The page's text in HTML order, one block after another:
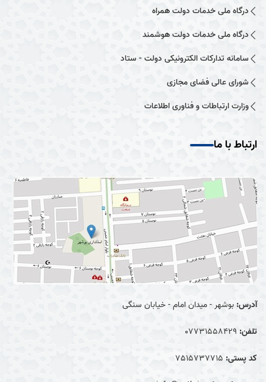
درگاه ملی خدمات دولت همراه
درگاه ملی خدمات دولت هوشمند
سامانه تدارکات الکترونیکی دولت - ستاد
شورای عالی فضای مجازی
وزارت ارتباطات و فناوری اطلاعات
ارتباط با ما
آدرس: بوشهر - میدان امام - خیابان سنگی
تلفن: 07731558429
کد پستی: 7515737715